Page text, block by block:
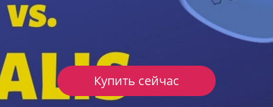
Купить сейчас